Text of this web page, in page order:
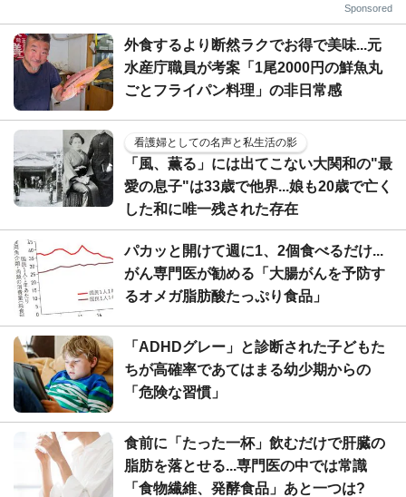
Sponsored
外食するより断然ラクでお得で美味...元
水産庁職員が考案「1尾2000円の鮮魚丸
ごとフライパン料理」の非日常感
看護婦としての名声と私生活の影
「風、薫る」には出てこない大関和の"最
愛の息子"は33歳で他界...娘も20歳で亡く
した和に唯一残された存在
パカッと開けて週に1、2個食べるだけ...
がん専門医が勧める「大腸がんを予防す
るオメガ脂肪酸たっぷり食品」
「ADHDグレー」と診断された子どもた
ちが高確率であてはまる幼少期からの
「危険な習慣」
食前に「たった一杯」飲むだけで肝臓の
脂肪を落とせる...専門医の中では常識
「食物繊維、発酵食品」あと一つは?